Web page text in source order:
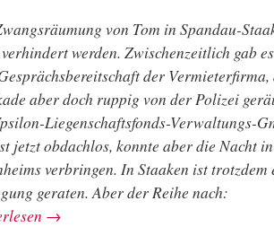
von Tom in Spandau-
werden. Zwischenzeitlich gab
der
aber doch ruppig von der Polizei
Liegenschaftsfonds-Verwaltungs-
jetzt obdachlos, konnte aber die Nacht
verbringen. In Staaken ist
geraten. Aber der Reihe nach:
→